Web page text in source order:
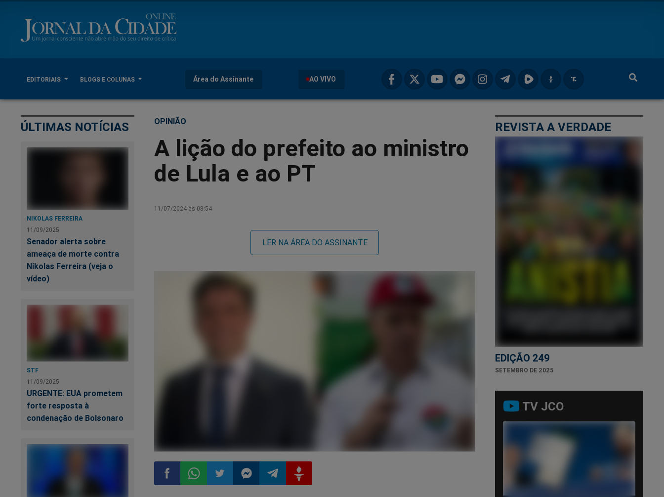
EDITORIAIS BLOGS E COLUNAS Área do Assinante AO VIVO
ÚLTIMAS NOTÍCIAS
NIKOLAS FERREIRA
11/09/2025
Senador alerta sobre
ameaça de morte contra
Nikolas Ferreira (veja o
vídeo)
STF
11/09/2025
URGENTE: EUA prometem
forte resposta à
condenação de Bolsonaro
OPINIÃO
A lição do prefeito ao ministro
de Lula e ao PT
11/07/2024 às 08:54
LER NA ÁREA DO ASSINANTE
REVISTA A VERDADE
EDIÇÃO 249
SETEMBRO DE 2025
TV JCO